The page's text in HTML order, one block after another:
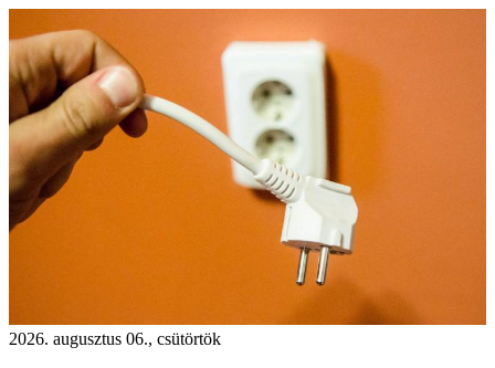
2026. augusztus 06., csütörtök